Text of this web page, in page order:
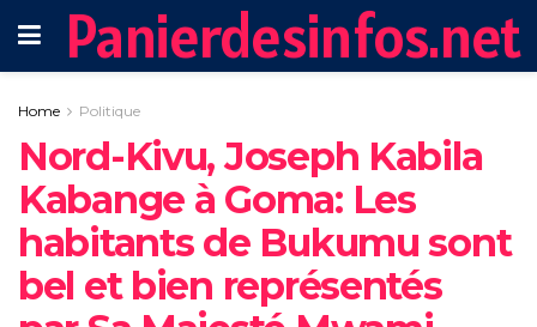
Panierdesinfos.net
Home Politique
‎Nord-Kivu, Joseph Kabila
Kabange à Goma: Les
habitants de Bukumu sont
bel et bien représentés